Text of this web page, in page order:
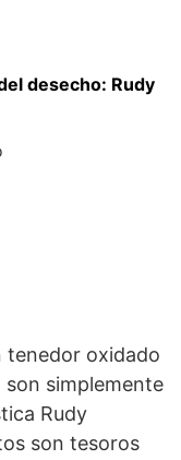
desecho: Rudy
tenedor oxidado
simplemente
Rudy
son tesoros